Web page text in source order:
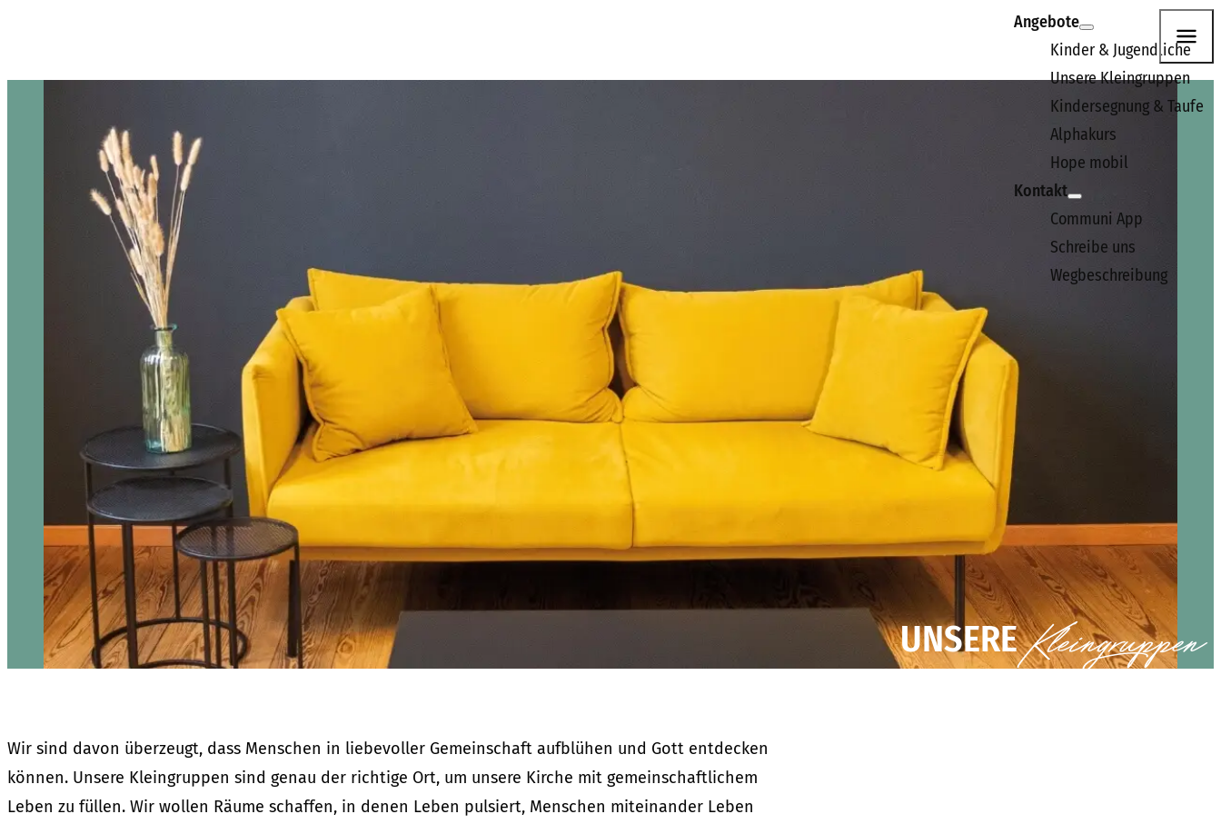
Die HOPE Kirche ist eine moderne Kirche, in der jeder Mensch willkommen ist. Uns gibt es, damit Menschen Hoffnung finden. Wir freuen uns darauf, dich kennenzulernen.
Angebote
Kinder & Jugendliche
Unsere Kleingruppen
Kindersegnung & Taufe
Alphakurs
Hope mobil
Kontakt
Communi App
Schreibe uns
Wegbeschreibung
UNSEREKleingruppen
Wir sind davon überzeugt, dass Menschen in liebevoller Gemeinschaft aufblühen und Gott entdecken
können. Unsere Kleingruppen sind genau der richtige Ort, um unsere Kirche mit gemeinschaftlichem
Leben zu füllen. Wir wollen Räume schaffen, in denen Leben pulsiert, Menschen miteinander Leben